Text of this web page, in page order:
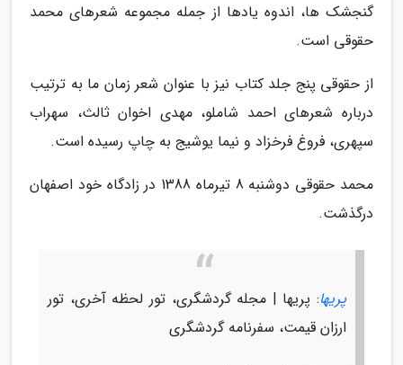
گنجشک ها، اندوه یادها از جمله مجموعه شعرهای محمد
حقوقی است.
از حقوقی پنج جلد کتاب نیز با عنوان شعر زمان ما به ترتیب
درباره شعرهای احمد شاملو، مهدی اخوان ثالث، سهراب
سپهری، فروغ فرخزاد و نیما یوشیج به چاپ رسیده است.
محمد حقوقی دوشنبه 8 تیرماه 1388 در زادگاه خود اصفهان
درگذشت.
پریها: پریها | مجله گردشگری، تور لحظه آخری، تور
ارزان قیمت، سفرنامه گردشگری